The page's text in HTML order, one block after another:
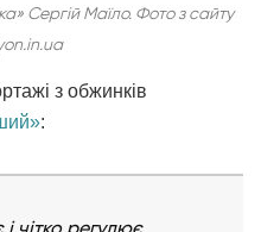
Сергій Маїло. Фото з сайту
з обжинків
: